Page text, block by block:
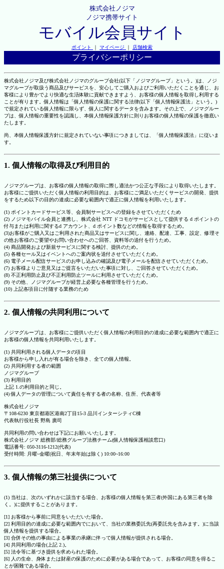
株式会社ノジマ
ノジマ携帯サイト
モバイル会員サイト
ポイント ｜ マイページ ｜ 店舗検索
プライバシーポリシー
株式会社ノジマ及び株式会社ノジマのグループ会社(以下「ノジマグループ」という。)は、ノジ
マグループが取扱う商品及びサービスを、安心してご購入およびご利用いただくことを通じ、お
客様により豊かでより快適な生活体験に貢献できますよう、お客様の個人情報を取得し利用する
ことが有ります。個人情報は「個人情報の保護に関する法律(以下「個人情報保護法」という。)
で規定されている個人情報に限らず、個人に関するデータを含みます。その上で、ノジマグルー
プは、個人情報の重要性を認識し、本個人情報保護方針に則りお客様の個人情報の保護を徹底い
たします。
尚、本個人情報保護方針に規定されていない事項につきましては、「個人情報保護法」に従いま
す。
1. 個人情報の取得及び利用目的
ノジマグループは、お客様の個人情報の取得に際し適法かつ公正な手段により取得いたします。
お客様にご提供いただく個人情報の利用目的は、お客様にご満足いただくサービスの開発、提供
をするため以下の目的の達成に必要な範囲内で適正に個人情報を利用いたします。
(1) ポイントカードサービス等、会員制サービスへの登録をさせていただくため
(2) ノジマモバイル会員と連携し、株式会社 NTT ドコモがサービスとして提供する d ポイントの
付与または利用に関するd アカウント、d ポイント数などの情報を取得するため。
(3)お客様がご購入又はご利用された商品又はサービスに関し、連絡、配達、工事、設定、修理そ
の他お客様のご要望やお問い合わせへのご回答、資料等の送付を行うため。
(4) 商品開発および新規サービスに関する検討、提供のため。
(5) 各種セール又はイベントへのご案内状を送付させていただくため。
(6) 電子メール配信サービスのお申し込みの確認及び電子メールを配信させていただくため。
(7) お客様よりご意見又はご提言をいただいた事項に対し、ご回答させていただくため。
(8) 不正利用防止及び不正利用防止ツールに利用させていただくため。
(9) その他、ノジマグループが経営上必要な各種管理を行うため。
(10) 上記各項目に付随する業務のため
2. 個人情報の共同利用について
ノジマグループは、お客様にご提供いただく個人情報の利用目的の達成に必要な範囲内で適正に
お客様の個人情報を共同利用いたします。
(1) 共同利用される個人データの項目
お客様から申し入れが有る場合を除き、全ての個人情報。
(2) 共同利用する者の範囲
ノジマグループ
(3) 利用目的
上記 1.の利用目的と同じ。
(4) 個人データの管理について責任を有する者の名称、住所、代表者等
株式会社ノジマ
〒108-6230 東京都港区港南2丁目15-3 品川インターシティC棟
代表執行役社長 野島 廣司
共同利用の問い合わせは下記にお願いいたします。
株式会社ノジマ 総務部/総務グループ法務チーム(個人情報保護相談窓口)
電話番号: 050-3116-1212(代表)
受付時間: 月曜~金曜(祝日、年末年始は除く) 10:00~16:00
3. 個人情報の第三社提供について
(1) 当社は、次のいずれかに該当する場合、お客様の個人情報を第三者(外国にある第三者を除
く。)に提供することがあります。
[1] お客様から事前に同意をいただいた場合。
[2] 利用目的の達成に必要な範囲内でにおいて、当社の業務委託先(再委託先を含みます。)に当該
個人情報を提供する場合。
[3] 合併その他の事由による事業の承継に伴って個人情報が提供される場合。
[4] 共同利用の場合(上記 2.)。
[5] 法令等に基づき提供を求められた場合。
[6] 人の生命、身体または財産の保護のために必要がある場合であって、お客様の同意を得るこ
とが困難である場合。